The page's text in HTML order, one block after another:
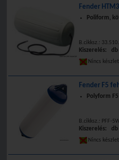
Fender
Poliform,
B.cikksz.:
Kiszerelés: db
Nincs
Fender F5
Polyform
B.cikksz.: PFF-
Kiszerelés: db
Nincs